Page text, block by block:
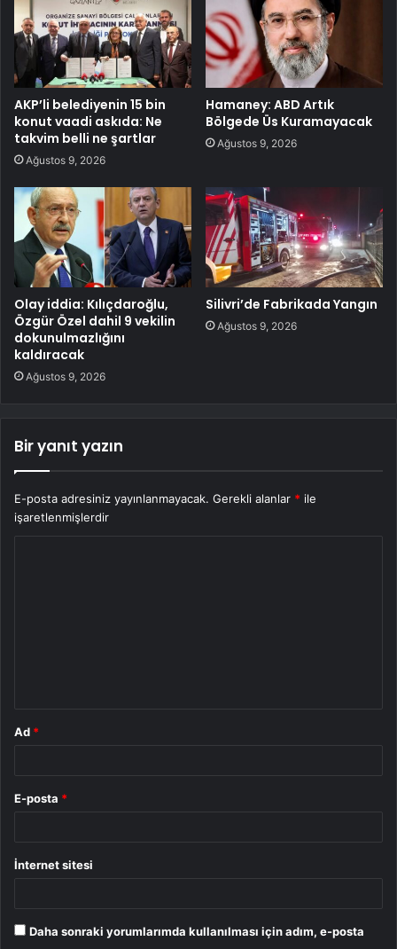
AKP’li belediyenin 15 bin
konut vaadi askıda: Ne
takvim belli ne şartlar
Ağustos 9, 2026
Hamaney: ABD Artık
Bölgede Üs Kuramayacak
Ağustos 9, 2026
Olay iddia: Kılıçdaroğlu,
Özgür Özel dahil 9 vekilin
dokunulmazlığını
kaldıracak
Ağustos 9, 2026
Silivri’de Fabrikada Yangın
Ağustos 9, 2026
Bir yanıt yazın
E-posta adresiniz yayınlanmayacak. Gerekli alanlar * ile
işaretlenmişlerdir
Ad *
E-posta *
İnternet sitesi
Daha sonraki yorumlarımda kullanılması için adım, e-posta